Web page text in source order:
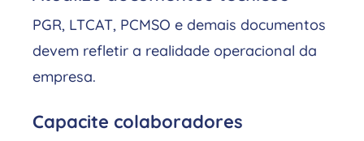
PGR, LTCAT, PCMSO e demais documentos
devem refletir a realidade operacional da
empresa.
Capacite colaboradores